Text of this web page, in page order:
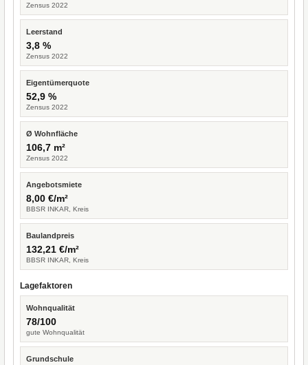
Zensus 2022
Leerstand
3,8 %
Zensus 2022
Eigentümerquote
52,9 %
Zensus 2022
Ø Wohnfläche
106,7 m²
Zensus 2022
Angebotsmiete
8,00 €/m²
BBSR INKAR, Kreis
Baulandpreis
132,21 €/m²
BBSR INKAR, Kreis
Lagefaktoren
Wohnqualität
78/100
gute Wohnqualität
Grundschule